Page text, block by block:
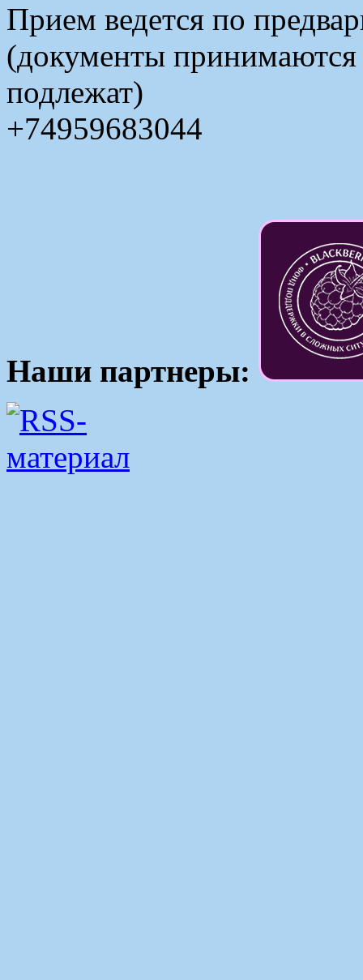
Прием ведется по
(документы принимаются
подлежат)
+74959683044
Наши партнеры: